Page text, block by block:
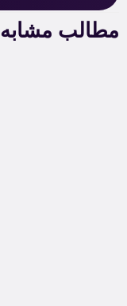
مطالب مشابه